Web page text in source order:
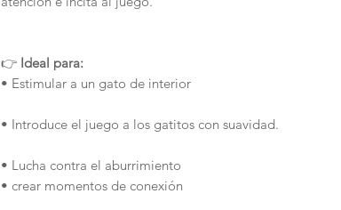
👉 Ideal para:
• Estimular a un gato de interior
• Introduce el juego a los gatitos con suavidad.
• Lucha contra el aburrimiento
• crear momentos de conexión